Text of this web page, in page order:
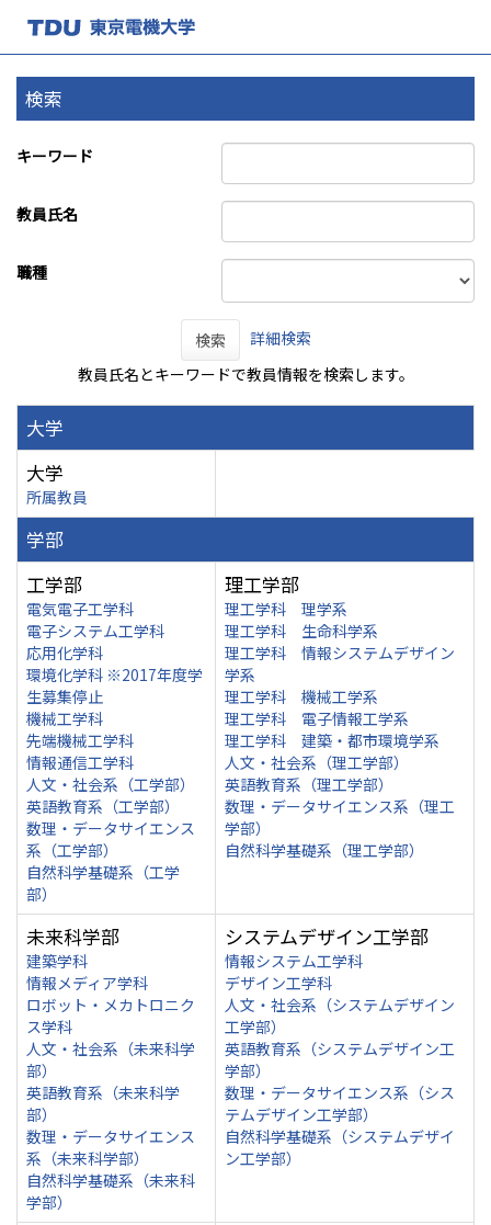
検索
キーワード
教員氏名
職種
検索
詳細検索
教員氏名とキーワードで教員情報を検索します。
大学
大学
所属教員
学部
工学部
電気電子工学科
電子システム工学科
応用化学科
環境化学科 ※2017年度学
生募集停止
機械工学科
先端機械工学科
情報通信工学科
人文・社会系（工学部）
英語教育系（工学部）
数理・データサイエンス
系（工学部）
自然科学基礎系（工学
部）
理工学部
理工学科 理学系
理工学科 生命科学系
理工学科 情報システムデザイン
学系
理工学科 機械工学系
理工学科 電子情報工学系
理工学科 建築・都市環境学系
人文・社会系（理工学部）
英語教育系（理工学部）
数理・データサイエンス系（理工
学部）
自然科学基礎系（理工学部）
未来科学部
建築学科
情報メディア学科
ロボット・メカトロニク
ス学科
人文・社会系（未来科学
部）
英語教育系（未来科学
部）
数理・データサイエンス
系（未来科学部）
自然科学基礎系（未来科
学部）
システムデザイン工学部
情報システム工学科
デザイン工学科
人文・社会系（システムデザイン
工学部）
英語教育系（システムデザイン工
学部）
数理・データサイエンス系（シス
テムデザイン工学部）
自然科学基礎系（システムデザイ
ン工学部）